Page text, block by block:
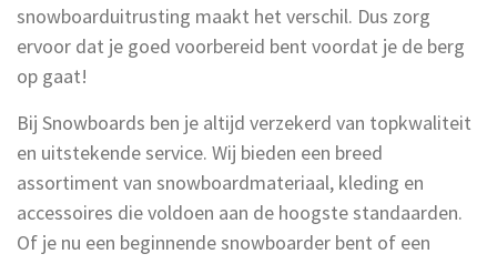
snowboarduitrusting maakt het verschil. Dus zorg
ervoor dat je goed voorbereid bent voordat je de berg
op gaat!
Bij Snowboards ben je altijd verzekerd van topkwaliteit
en uitstekende service. Wij bieden een breed
assortiment van snowboardmateriaal, kleding en
accessoires die voldoen aan de hoogste standaarden.
Of je nu een beginnende snowboarder bent of een